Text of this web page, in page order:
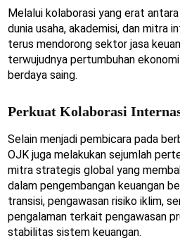
Melalui kolaborasi yang erat
dunia usaha, akademisi, dan mitra
terus mendorong sektor jasa
terwujudnya pertumbuhan
berdaya saing.
Perkuat Kolaborasi
Selain menjadi pembicara pada
OJK juga melakukan sejumlah
mitra strategis global yang
dalam pengembangan keuangan
transisi, pengawasan risiko iklim,
pengalaman terkait pengawasan
stabilitas sistem keuangan.